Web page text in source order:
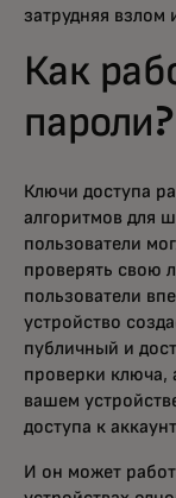
затрудняя
Как
пароли?
Ключи доступа
алгоритмов для
пользователи
проверять свою
пользователи
устройство
публичный и
проверки ключа,
вашем
доступа к
И он может